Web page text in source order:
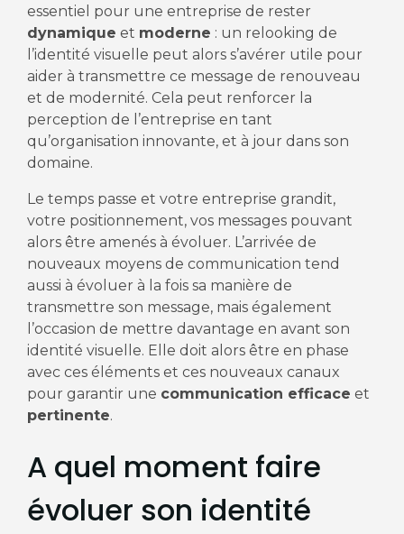
essentiel pour une entreprise de rester
dynamique et moderne : un relooking de
l’identité visuelle peut alors s’avérer utile pour
aider à transmettre ce message de renouveau
et de modernité. Cela peut renforcer la
perception de l’entreprise en tant
qu’organisation innovante, et à jour dans son
domaine.
Le temps passe et votre entreprise grandit,
votre positionnement, vos messages pouvant
alors être amenés à évoluer. L’arrivée de
nouveaux moyens de communication tend
aussi à évoluer à la fois sa manière de
transmettre son message, mais également
l’occasion de mettre davantage en avant son
identité visuelle. Elle doit alors être en phase
avec ces éléments et ces nouveaux canaux
pour garantir une communication efficace et
pertinente.
A quel moment faire
évoluer son identité